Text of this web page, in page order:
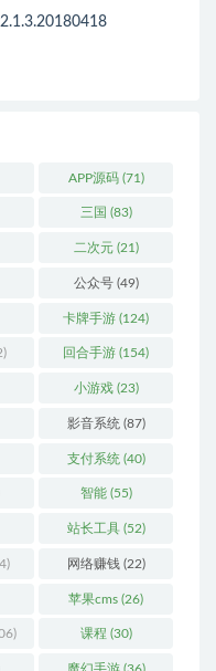
APP源码(71)
三国 (83)
二次元(21)
公众号(49)
卡牌手游 (124)
回合手游 (154)
小游戏(23)
影音系统 (87)
支付系统 (40)
智能(55)
站长工具(52)
网络赚钱(22)
苹果cms (26)
课程 (30)